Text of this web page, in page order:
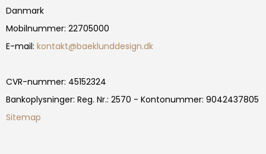
Danmark
Mobilnummer: 22705000
E-mail: kontakt@baeklunddesign.dk
CVR-nummer: 45152324
Bankoplysninger: Reg. Nr.: 2570 - Kontonummer: 9042437805
Sitemap